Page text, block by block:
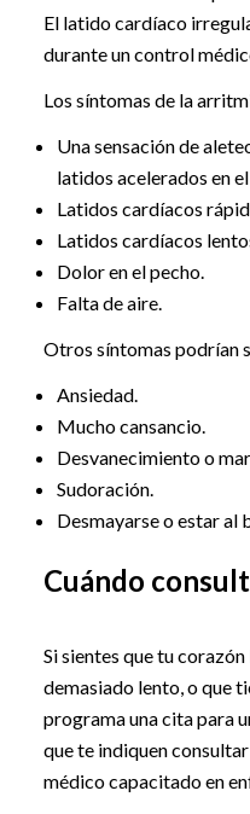
El latido cardíaco
durante un control
Los síntomas de la
Una sensación de
latidos acelerados en
Latidos cardíacos
Latidos cardíacos
Dolor en el pecho.
Falta de aire.
Otros síntomas podrían
Ansiedad.
Mucho cansancio.
Desvanecimiento o
Sudoración.
Desmayarse o estar al
Cuándo
Si sientes que tu
demasiado lento, o que
programa una cita para
que te indiquen
médico capacitado en